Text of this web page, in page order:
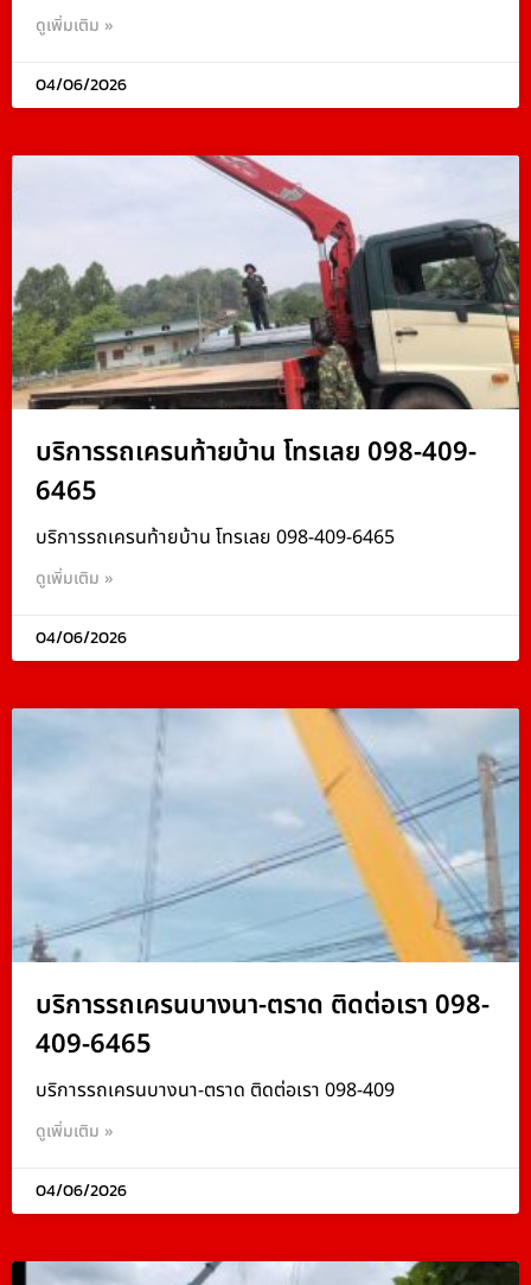
ดูเพิ่มเติม »
04/06/2026
บริการรถเครนท้ายบ้าน โทรเลย 098-409-
6465
บริการรถเครนท้ายบ้าน โทรเลย 098-409-6465
ดูเพิ่มเติม »
04/06/2026
บริการรถเครนบางนา-ตราด ติดต่อเรา 098-
409-6465
บริการรถเครนบางนา-ตราด ติดต่อเรา 098-409
ดูเพิ่มเติม »
04/06/2026